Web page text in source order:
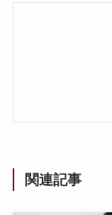
関連記事